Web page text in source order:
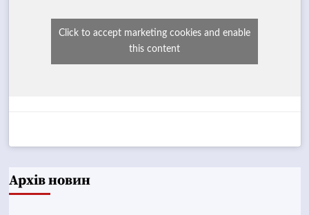
Click to accept marketing cookies and enable
this content
Архів новин